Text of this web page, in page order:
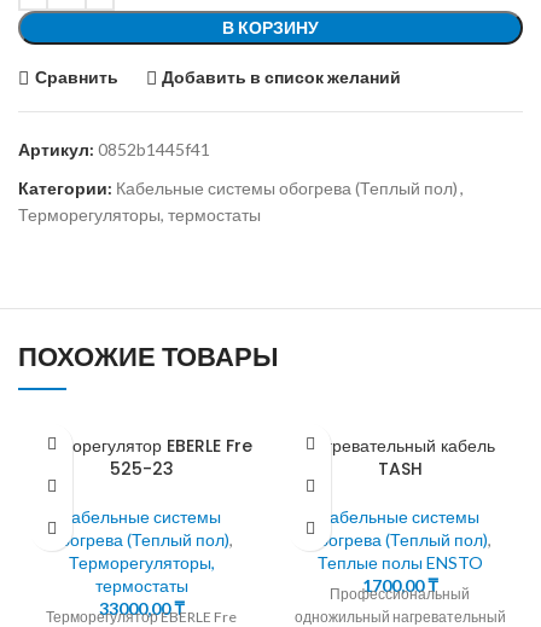
В КОРЗИНУ
Сравнить Добавить в список желаний
Артикул: 0852b1445f41
Категории: Кабельные системы обогрева (Теплый пол),
Терморегуляторы, термостаты
ПОХОЖИЕ ТОВАРЫ
Терморегулятор EBERLE Fre
525-23
Кабельные системы
обогрева (Теплый пол),
Терморегуляторы,
термостаты
33000,00₸
Терморегулятор EBERLE Fre
Нагревательный кабель
TASH
Кабельные системы
обогрева (Теплый пол),
Теплые полы ENSTO
1700,00₸
Профессиональный
одножильный нагревательный